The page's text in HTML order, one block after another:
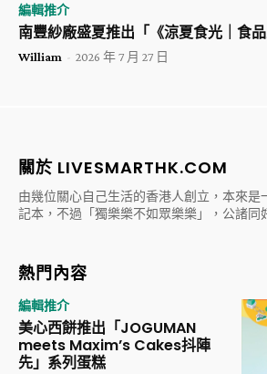
編輯推介
南豐紗廠盛夏推出「《涼夏食光｜食品
William - 2026 年 7 月 27 日
關於 LIVESMARTHK.COM
由幾位關心自己生活的香港人創立，本來是
記本，不過「獨樂樂不如眾樂樂」，公諸同
熱門內容
編輯推介
美心西餅推出「JOGUMAN
meets Maxim’s Cakes抖陣
先」系列蛋糕